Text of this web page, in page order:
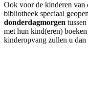
Ook voor de kinderen van
bibliotheek speciaal
donderdagmorgen
met hun kind(eren)
kinderopvang zullen u dan